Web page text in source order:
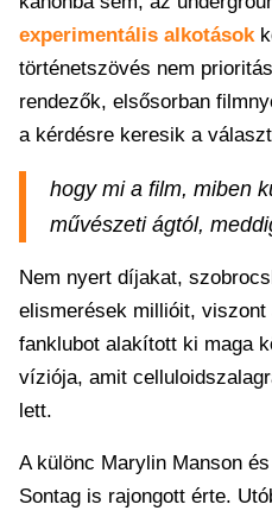
experimentális alkotások
történetszövés nem
rendezők, elsősorban
a kérdésre keresik a
hogy mi a film, miben
művészeti ágtól,
Nem nyert díjakat,
elismerések millióit,
fanklubot alakított ki maga
víziója, amit
lett.
A különc Marylin Manson
Sontag is rajongott érte.